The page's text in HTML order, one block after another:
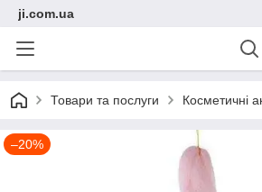
ji.com.ua
Товари та послуги Косметичні
–20%